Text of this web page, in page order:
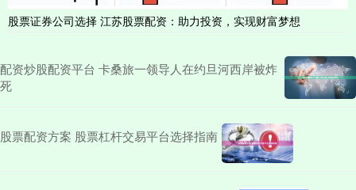
股票证券公司选择 江苏股票配资：助力投资，实现财富梦想
配资炒股配资平台 卡桑旅一领导人在约旦河西岸被炸
死
股票配资方案 股票杠杆交易平台选择指南